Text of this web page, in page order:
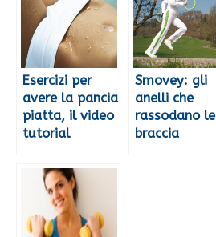
Esercizi per
avere la pancia
piatta, il video
tutorial
Smovey: gli
anelli che
rassodano le
braccia